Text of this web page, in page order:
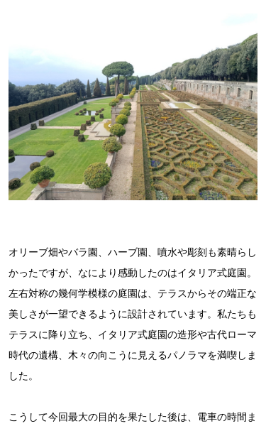
オリーブ畑やバラ園、ハーブ園、噴水や彫刻も素晴らし
かったですが、なにより感動したのはイタリア式庭園。
左右対称の幾何学模様の庭園は、テラスからその端正な
美しさが一望できるように設計されています。私たちも
テラスに降り立ち、イタリア式庭園の造形や古代ローマ
時代の遺構、木々の向こうに見えるパノラマを満喫しま
した。
こうして今回最大の目的を果たした後は、電車の時間ま